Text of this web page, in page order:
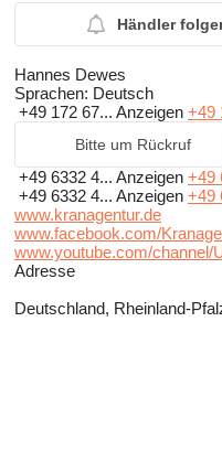
Händler
Hannes Dewes
Sprachen: Deutsch
+49 172 67... Anzeigen +49
Bitte um Rückruf
+49 6332 4... Anzeigen +49
+49 6332 4... Anzeigen +49
www.kranagentur.de
www.facebook.com/
www.youtube.com/channel/
Adresse
Deutschland, Rheinland-